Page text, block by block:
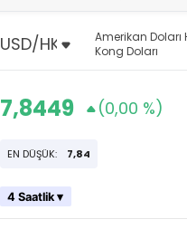
Amerikan Doları
Kong Doları
7,8449 (0,00 %)
EN DÜŞÜK: 7,84
4 Saatlik ▾